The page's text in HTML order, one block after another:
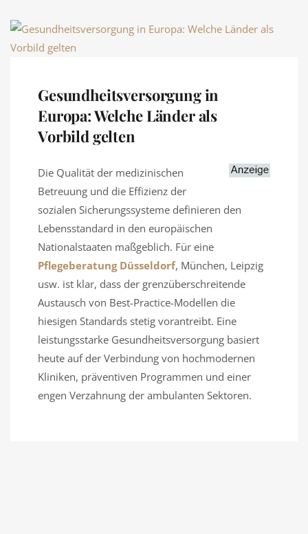
Gesundheitsversorgung in
Europa: Welche Länder als
Vorbild gelten
Die Qualität der medizinischen
Betreuung und die Effizienz der
sozialen Sicherungssysteme definieren den
Lebensstandard in den europäischen
Nationalstaaten maßgeblich. Für eine
Pflegeberatung Düsseldorf, München, Leipzig
usw. ist klar, dass der grenzüberschreitende
Austausch von Best-Practice-Modellen die
hiesigen Standards stetig vorantreibt. Eine
leistungsstarke Gesundheitsversorgung basiert
heute auf der Verbindung von hochmodernen
Kliniken, präventiven Programmen und einer
engen Verzahnung der ambulanten Sektoren.